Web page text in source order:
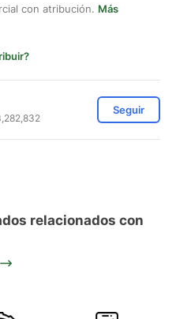
con atribución. Más
Seguir
relacionados con